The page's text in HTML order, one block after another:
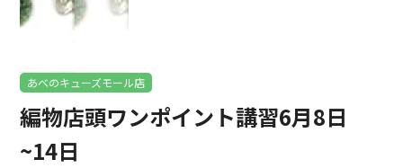
あべのキューズモール店
編物店頭ワンポイント講習6月8日
~14日